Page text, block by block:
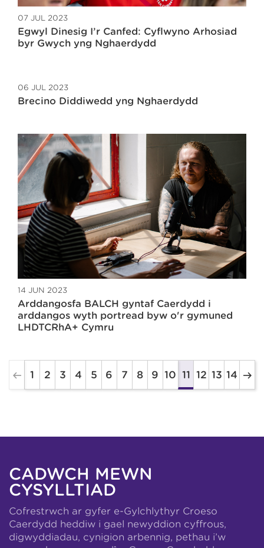
07 JUL 2023
Egwyl Dinesig I’r Canfed: Cyflwyno Arhosiad
byr Gwych yng Nghaerdydd
06 JUL 2023
Brecino Diddiwedd yng Nghaerdydd
14 JUN 2023
Arddangosfa BALCH gyntaf Caerdydd i
arddangos wyth portread byw o'r gymuned
LHDTCRhA+ Cymru
1 2 3 4 5 6 7 8 9 10 11 12 13 14
CADWCH MEWN
CYSYLLTIAD
Cofrestrwch ar gyfer e-Gylchlythyr Croeso
Caerdydd heddiw i gael newyddion cyffrous,
digwyddiadau, cynigion arbennig, pethau i’w